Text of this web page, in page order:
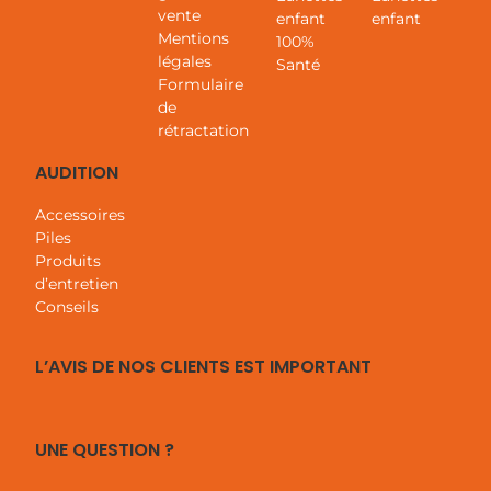
vente
Mentions
légales
Formulaire
de
rétractation
enfant
100%
Santé
enfant
AUDITION
Accessoires
Piles
Produits
d’entretien
Conseils
L’AVIS DE NOS CLIENTS EST IMPORTANT
UNE QUESTION ?